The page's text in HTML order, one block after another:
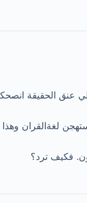
عنق الحقيقة
لغةالقران
فكيف ترد؟